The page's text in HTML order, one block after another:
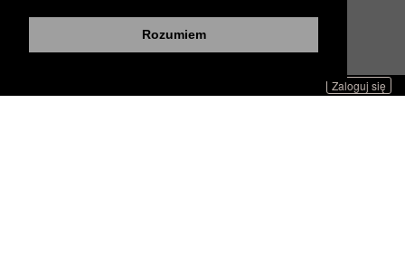
Rozumiem
Zaloguj się